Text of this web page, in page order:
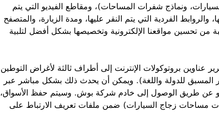
ونماذج شفرات المساحات)، ومقاطع الفيديو التي يتم
والروابط الفردية التي يتم النقر عليها، ومدة الزيارة، والمتصفح
من تحسين مواقعنا الإلكترونية وتخصيصها بشكل أفضل لتلبية
عناوين بروتوكولات الإنترنت إلى أطراف ثالثة لأغراض التوطين
المسبق للدولة واللغة). ويمكن أن يحدث ذلك بشكل مباشر عبر
عن طريق الوصول إلى خادم شركة بوش. وسيتم حفظ الأسواق،
مساحات زجاج السيارات) ضمن ملفات تعريف الارتباط على